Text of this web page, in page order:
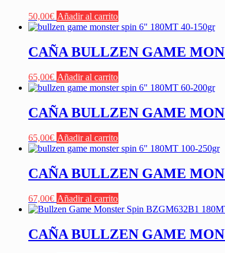
50,00€ Añadir al carrito
CAÑA BULLZEN GAME
65,00€ Añadir al carrito
CAÑA BULLZEN GAME
65,00€ Añadir al carrito
CAÑA BULLZEN GAME
67,00€ Añadir al carrito
CAÑA BULLZEN GAME